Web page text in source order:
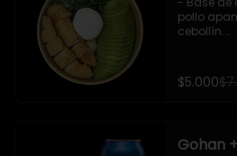
pollo
cebollín.
$5.000
Gohan